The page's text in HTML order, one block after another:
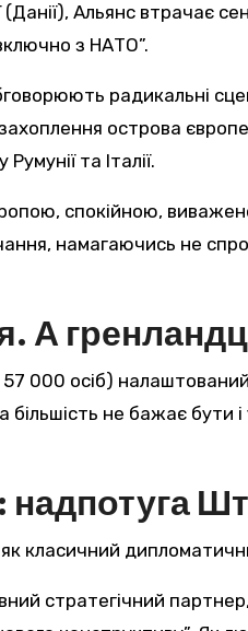
(Данії), Альянс
з НАТО”.
радикальні
острова
та Італії.
спокійною,
намагаючись не
А
57 000 осіб)
не бажає бути і
як класичний
стратегічний